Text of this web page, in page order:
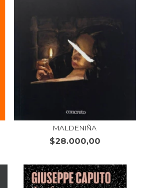
MALDENIÑA
$28.000,00